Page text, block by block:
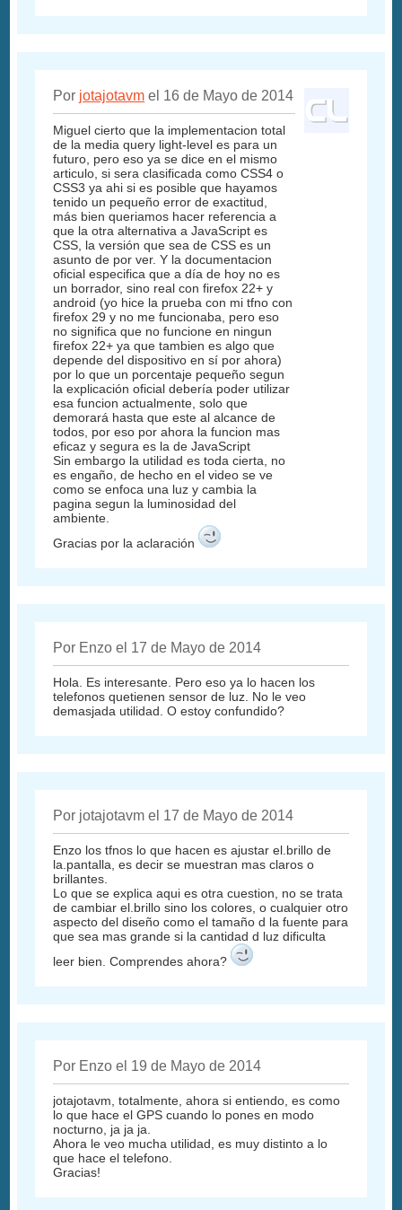
Por jotajotavm el 16 de Mayo de 2014
Miguel cierto que la implementacion total
de la media query light-level es para un
futuro, pero eso ya se dice en el mismo
articulo, si sera clasificada como CSS4 o
CSS3 ya ahi si es posible que hayamos
tenido un pequeño error de exactitud,
más bien queriamos hacer referencia a
que la otra alternativa a JavaScript es
CSS, la versión que sea de CSS es un
asunto de por ver. Y la documentacion
oficial especifica que a día de hoy no es
un borrador, sino real con firefox 22+ y
android (yo hice la prueba con mi tfno con
firefox 29 y no me funcionaba, pero eso
no significa que no funcione en ningun
firefox 22+ ya que tambien es algo que
depende del dispositivo en sí por ahora)
por lo que un porcentaje pequeño segun
la explicación oficial debería poder utilizar
esa funcion actualmente, solo que
demorará hasta que este al alcance de
todos, por eso por ahora la funcion mas
eficaz y segura es la de JavaScript
Sin embargo la utilidad es toda cierta, no
es engaño, de hecho en el video se ve
como se enfoca una luz y cambia la
pagina segun la luminosidad del
ambiente.
Gracias por la aclaración
Por Enzo el 17 de Mayo de 2014
Hola. Es interesante. Pero eso ya lo hacen los
telefonos quetienen sensor de luz. No le veo
demasjada utilidad. O estoy confundido?
Por jotajotavm el 17 de Mayo de 2014
Enzo los tfnos lo que hacen es ajustar el.brillo de
la.pantalla, es decir se muestran mas claros o
brillantes.
Lo que se explica aqui es otra cuestion, no se trata
de cambiar el.brillo sino los colores, o cualquier otro
aspecto del diseño como el tamaño d la fuente para
que sea mas grande si la cantidad d luz dificulta
leer bien. Comprendes ahora?
Por Enzo el 19 de Mayo de 2014
jotajotavm, totalmente, ahora si entiendo, es como
lo que hace el GPS cuando lo pones en modo
nocturno, ja ja ja.
Ahora le veo mucha utilidad, es muy distinto a lo
que hace el telefono.
Gracias!